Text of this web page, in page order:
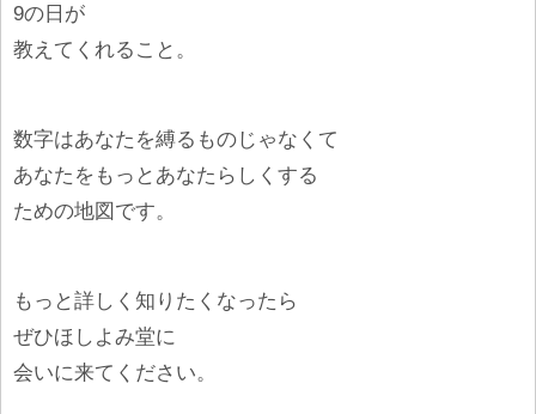
9の日が
教えてくれること。
数字はあなたを縛るものじゃなくて
あなたをもっとあなたらしくする
ための地図です。
もっと詳しく知りたくなったら
ぜひほしよみ堂に
会いに来てください。